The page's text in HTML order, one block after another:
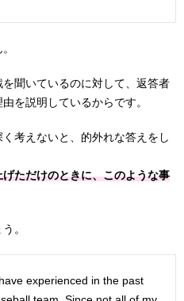
聞いているのに対して、返答者
を説明しているからです。
考えないと、的外れな答えをし
ただけのときに、このような事
。
experienced in the past